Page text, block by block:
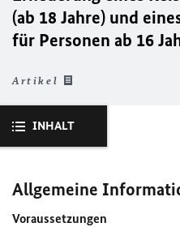
(ab 18 Jahre) und
für Personen ab 16
Artikel
INHALT
Allgemeine
Voraussetzungen